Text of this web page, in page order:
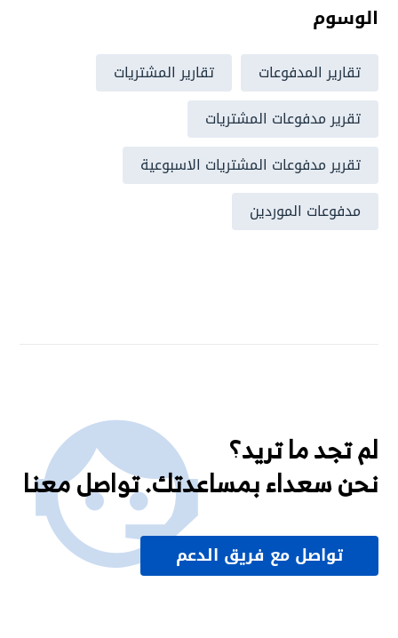
الوسوم
تقارير المدفوعات
تقارير المشتريات
تقرير مدفوعات المشتريات
تقرير مدفوعات المشتريات الاسبوعية
مدفوعات الموردين
لم تجد ما تريد؟
نحن سعداء بمساعدتك. تواصل معنا
تواصل مع فريق الدعم